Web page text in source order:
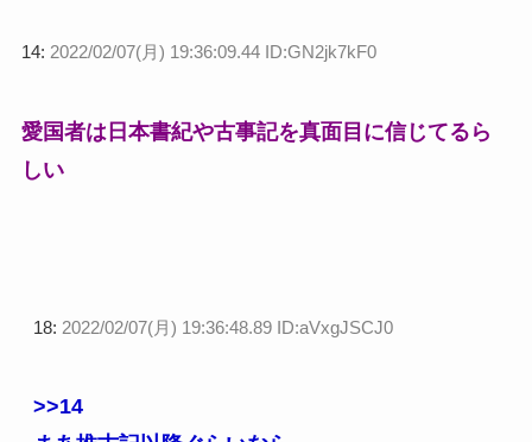
14: 2022/02/07(月) 19:36:09.44 ID:GN2jk7kF0
愛国者は日本書紀や古事記を真面目に信じてるら
しい
18: 2022/02/07(月) 19:36:48.89 ID:aVxgJSCJ0
>>14